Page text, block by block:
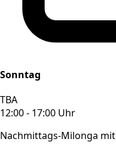
Sonntag
TBA
12:00 - 17:00 Uhr
Nachmittags-Milonga mit